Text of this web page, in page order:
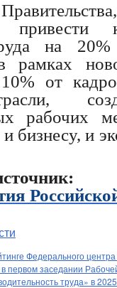
на
рамках
от
рабочих
и
Федерального
первом заседании
труда» в 2025